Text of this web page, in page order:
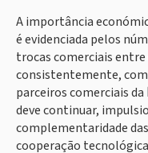
A importância
é evidenciada pelos
trocas comerciais entre
consistentemente,
parceiros comerciais
deve continuar,
complementaridade
cooperação